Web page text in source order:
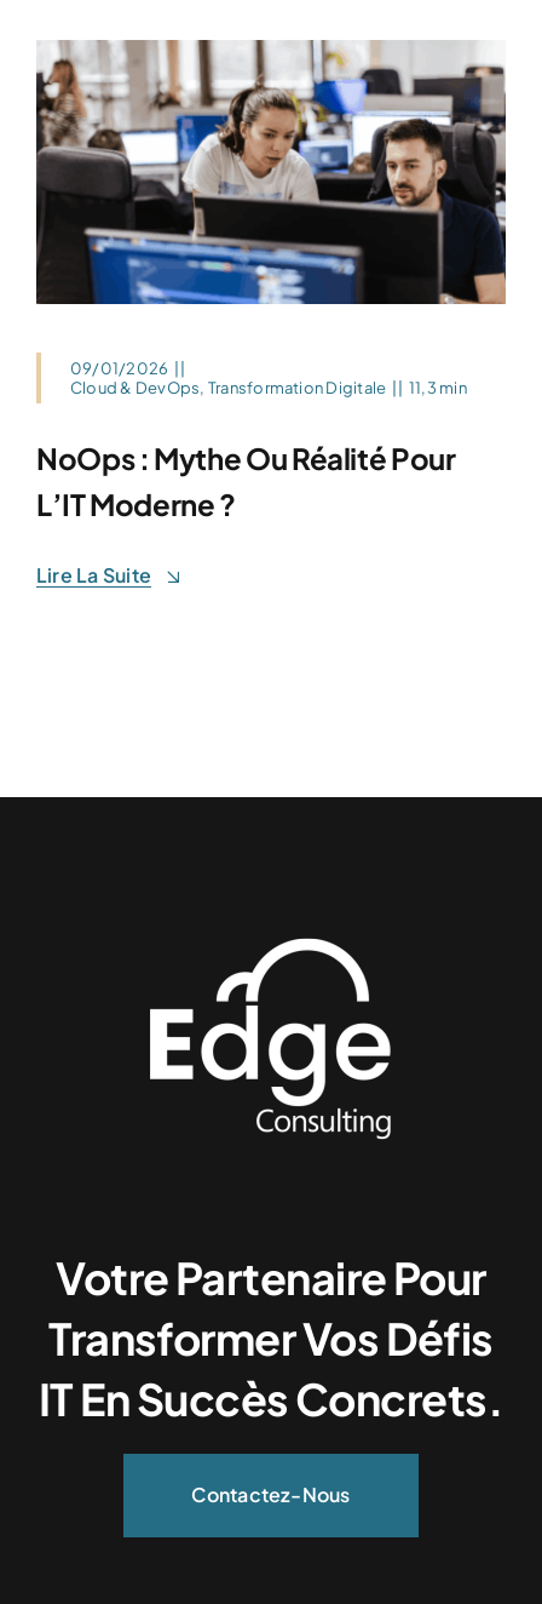
09/01/2026
Cloud & DevOps, Transformation Digitale 11,3 min
NoOps : Mythe Ou Réalité Pour
L’IT Moderne ?
Lire La Suite
Votre Partenaire Pour
Transformer Vos Défis
IT En Succès Concrets.
Contactez-Nous